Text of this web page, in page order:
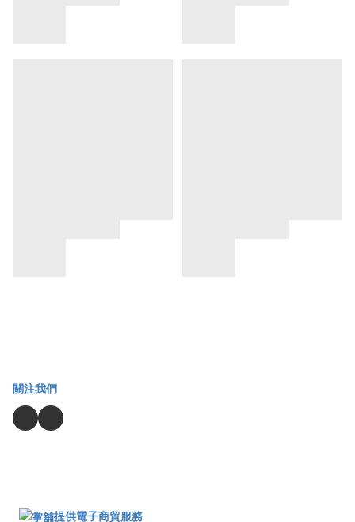
關注我們
提供電子商貿服務